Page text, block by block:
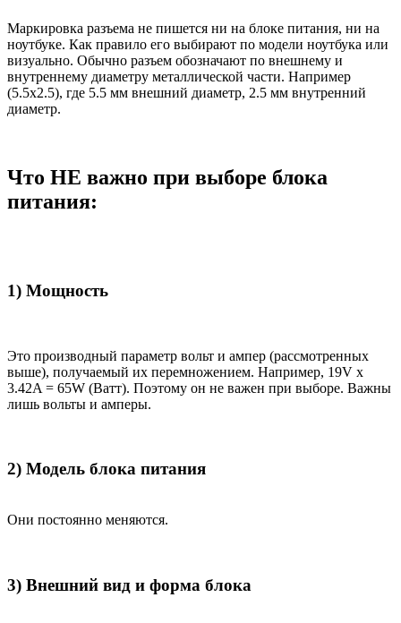
Маркировка разъема не пишется ни на блоке питания, ни на
ноутбуке. Как правило его выбирают по модели ноутбука или
визуально. Обычно разъем обозначают по внешнему и
внутреннему диаметру металлической части. Например
(5.5x2.5), где 5.5 мм внешний диаметр, 2.5 мм внутренний
диаметр.
Что НЕ важно при выборе блока
питания:
1) Мощность
Это производный параметр вольт и ампер (рассмотренных
выше), получаемый их перемножением. Например, 19V x
3.42A = 65W (Ватт). Поэтому он не важен при выборе. Важны
лишь вольты и амперы.
2) Модель блока питания
Они постоянно меняются.
3) Внешний вид и форма блока